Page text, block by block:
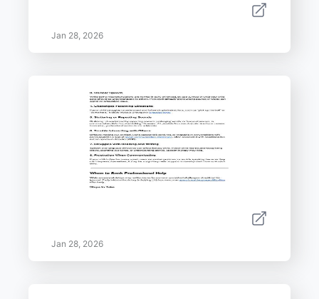
Jan 28, 2026
Jan 28, 2026